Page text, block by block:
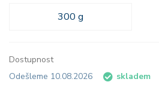
300 g
Dostupnost
Odešleme 10.08.2026
skladem